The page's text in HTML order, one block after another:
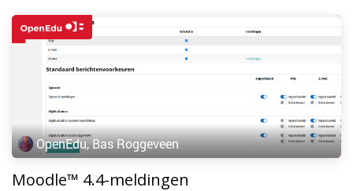
OpenEdu, Bas Roggeveen
Moodle™ 4.4-meldingen